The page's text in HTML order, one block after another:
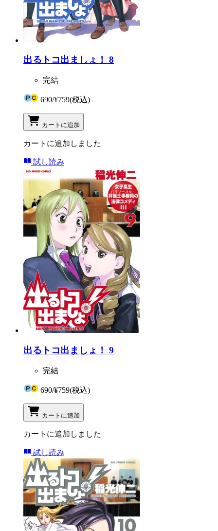
出るトコ出ましょ！ 8
完結
690/¥759(税込)
カートに追加
カートに追加しました
試し読み
出るトコ出ましょ！ 9
完結
690/¥759(税込)
カートに追加
カートに追加しました
試し読み